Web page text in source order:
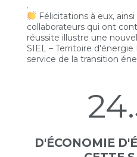
.
Félicitations à eux,
collaborateurs qui ont
réussite illustre une
SIEL – Territoire d'énergie
service de la transition
D'ÉCONOMIE